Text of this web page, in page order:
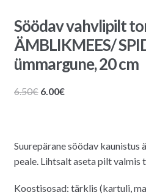
Söödav vahvlipilt
ÄMBLIKMEES/
ümmargune, 20 cm
6.50€ Algne
6.00€Praegune
Suurepärane söödav
peale. Lihtsalt aseta pilt valmis
Koostisosad: tärklis (kartuli,